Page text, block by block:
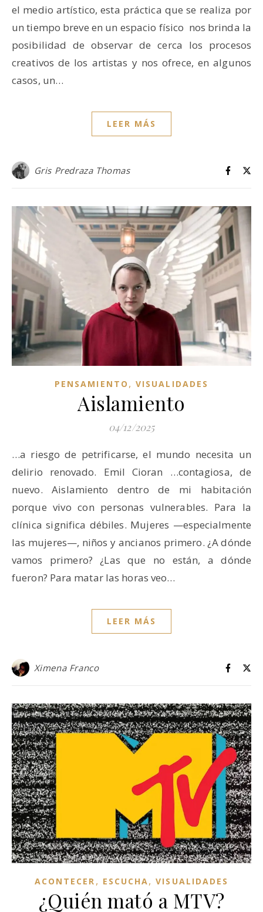
el medio artístico, esta práctica que se realiza por
un tiempo breve en un espacio físico nos brinda la
posibilidad de observar de cerca los procesos
creativos de los artistas y nos ofrece, en algunos
casos, un…
LEER MÁS
Gris Predraza Thomas
PENSAMIENTO , VISUALIDADES
Aislamiento
04/12/2025
…a riesgo de petrificarse, el mundo necesita un
delirio renovado. Emil Cioran …contagiosa, de
nuevo. Aislamiento dentro de mi habitación
porque vivo con personas vulnerables. Para la
clínica significa débiles. Mujeres —especialmente
las mujeres—, niños y ancianos primero. ¿A dónde
vamos primero? ¿Las que no están, a dónde
fueron? Para matar las horas veo…
LEER MÁS
Ximena Franco
ACONTECER , ESCUCHA,VISUALIDADES
¿Quién mató a MTV?